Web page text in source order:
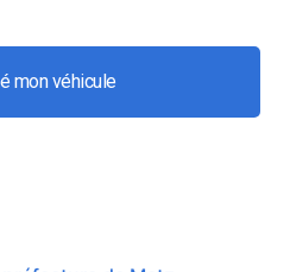
mon véhicule